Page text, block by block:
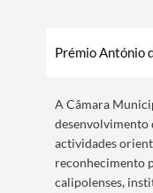
Prémio António
A Câmara
desenvolvimento
actividades
reconhecimento
calipolenses,